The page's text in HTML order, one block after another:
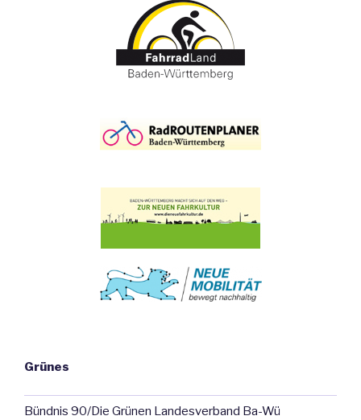
Grünes
Bündnis 90/Die Grünen Landesverband Ba-Wü